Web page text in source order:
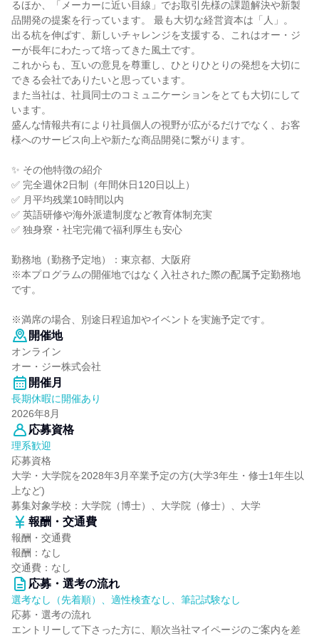
るほか、「メーカーに近い目線」でお取引先様の課題解決や新製
品開発の提案を行っています。 最も大切な経営資本は「人」。
出る杭を伸ばす、新しいチャレンジを支援する、これはオー・ジ
ーが長年にわたって培ってきた風土です。
これからも、互いの意見を尊重し、ひとりひとりの発想を大切に
できる会社でありたいと思っています。
また当社は、社員同士のコミュニケーションをとても大切にして
います。
盛んな情報共有により社員個人の視野が広がるだけでなく、お客
様へのサービス向上や新たな商品開発に繋がります。
✨ その他特徴の紹介
✅ 完全週休2日制（年間休日120日以上）
✅ 月平均残業10時間以内
✅ 英語研修や海外派遣制度など教育体制充実
✅ 独身寮・社宅完備で福利厚生も安心
勤務地（勤務予定地）：東京都、大阪府
※本プログラムの開催地ではなく入社された際の配属予定勤務地
です。
※満席の場合、別途日程追加やイベントを実施予定です。
開催地
オンライン
オー・ジー株式会社
開催月
長期休暇に開催あり
2026年8月
応募資格
理系歓迎
応募資格
大学・大学院を2028年3月卒業予定の方(大学3年生・修士1年生以
上など)
募集対象学校：大学院（博士）、大学院（修士）、大学
報酬・交通費
報酬・交通費
報酬：なし
交通費：なし
応募・選考の流れ
選考なし（先着順）、適性検査なし、筆記試験なし
応募・選考の流れ
エントリーして下さった方に、順次当社マイページのご案内を差